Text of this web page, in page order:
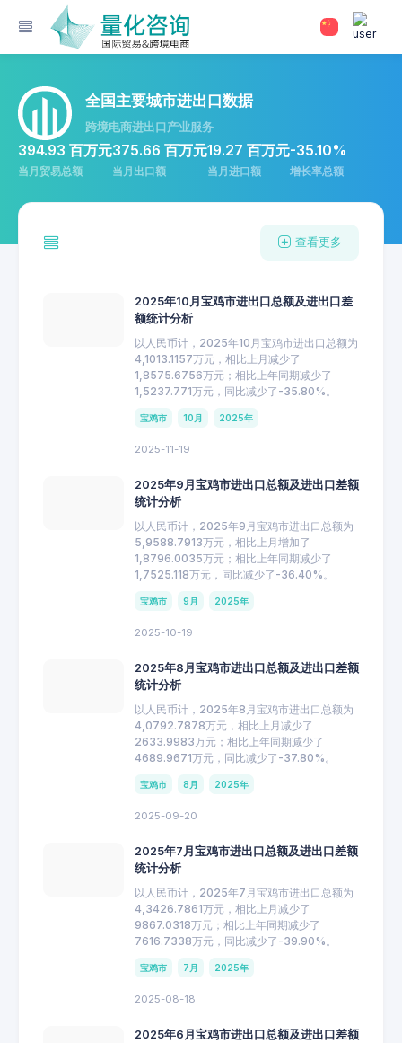
全国主要城市进出口数据
跨境电商进出口产业服务
394.93 百万元
当月贸易总额
375.66 百万元
当月出口额
19.27 百万元
当月进口额
-35.10%
增长率总额
查看更多
2025年10月宝鸡市进出口总额及进出口差
额统计分析
以人民币计，2025年10月宝鸡市进出口总额为
4,1013.1157万元，相比上月减少了
1,8575.6756万元；相比上年同期减少了
1,5237.771万元，同比减少了-35.80%。
宝鸡市 10月 2025年
2025-11-19
2025年9月宝鸡市进出口总额及进出口差额
统计分析
以人民币计，2025年9月宝鸡市进出口总额为
5,9588.7913万元，相比上月增加了
1,8796.0035万元；相比上年同期减少了
1,7525.118万元，同比减少了-36.40%。
宝鸡市 9月 2025年
2025-10-19
2025年8月宝鸡市进出口总额及进出口差额
统计分析
以人民币计，2025年8月宝鸡市进出口总额为
4,0792.7878万元，相比上月减少了
2633.9983万元；相比上年同期减少了
4689.9671万元，同比减少了-37.80%。
宝鸡市 8月 2025年
2025-09-20
2025年7月宝鸡市进出口总额及进出口差额
统计分析
以人民币计，2025年7月宝鸡市进出口总额为
4,3426.7861万元，相比上月减少了
9867.0318万元；相比上年同期减少了
7616.7338万元，同比减少了-39.90%。
宝鸡市 7月 2025年
2025-08-18
2025年6月宝鸡市进出口总额及进出口差额